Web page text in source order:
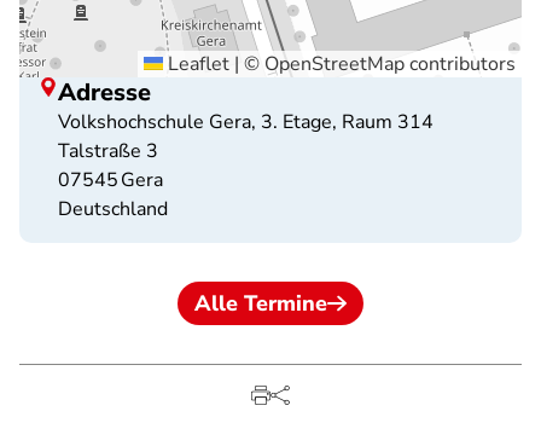
Leaflet | © OpenStreetMapcontributors
Adresse
Volkshochschule Gera, 3. Etage, Raum 314
Talstraße 3
07545Gera
Deutschland
Alle Termine